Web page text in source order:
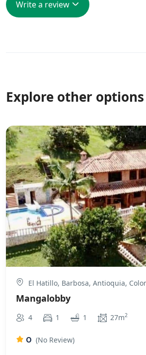
Write a review
Explore other options
El Hatillo, Barbosa, Antioquia,
Mangalobby
4 1 1 27m2
0 (No Review)